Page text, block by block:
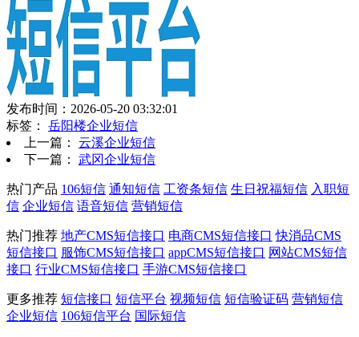
发布时间：2026-05-20 03:32:01
标签： 岳阳楼企业短信
上一篇： 云溪企业短信
下一篇： 武冈企业短信
热门产品 106短信 通知短信 工资条短信 生日祝福短信 入职短
信 企业短信 语音短信 营销短信
热门推荐 地产CMS短信接口 电商CMS短信接口 快消品CMS
短信接口 服饰CMS短信接口 appCMS短信接口 网站CMS短信
接口 行业CMS短信接口 手游CMS短信接口
更多推荐 短信接口 短信平台 视频短信 短信验证码 营销短信
企业短信 106短信平台 国际短信